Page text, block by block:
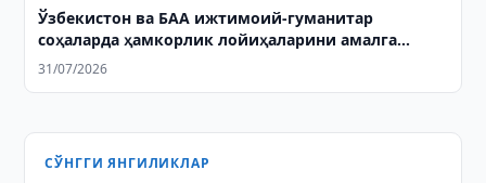
Ўзбекистон ва БАА ижтимоий-гуманитар
соҳаларда ҳамкорлик лойиҳаларини амалга
оширишга келишиб олди
31/07/2026
СЎНГГИ ЯНГИЛИКЛАР